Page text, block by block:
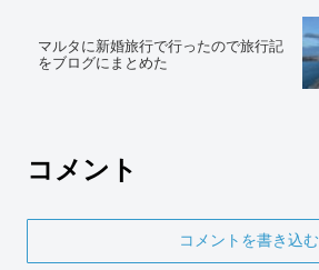
マルタに新婚旅行で行ったので旅行記
をブログにまとめた
コメント
コメントを書き込む